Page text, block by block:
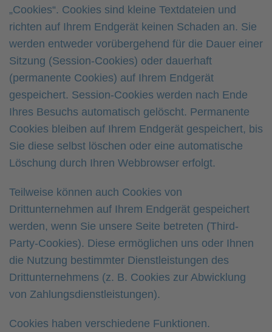
„Cookies“. Cookies sind kleine Textdateien und
richten auf Ihrem Endgerät keinen Schaden an. Sie
werden entweder vorübergehend für die Dauer einer
Sitzung (Session-Cookies) oder dauerhaft
(permanente Cookies) auf Ihrem Endgerät
gespeichert. Session-Cookies werden nach Ende
Ihres Besuchs automatisch gelöscht. Permanente
Cookies bleiben auf Ihrem Endgerät gespeichert, bis
Sie diese selbst löschen oder eine automatische
Löschung durch Ihren Webbrowser erfolgt.
Teilweise können auch Cookies von
Drittunternehmen auf Ihrem Endgerät gespeichert
werden, wenn Sie unsere Seite betreten (Third-
Party-Cookies). Diese ermöglichen uns oder Ihnen
die Nutzung bestimmter Dienstleistungen des
Drittunternehmens (z. B. Cookies zur Abwicklung
von Zahlungsdienstleistungen).
Cookies haben verschiedene Funktionen.